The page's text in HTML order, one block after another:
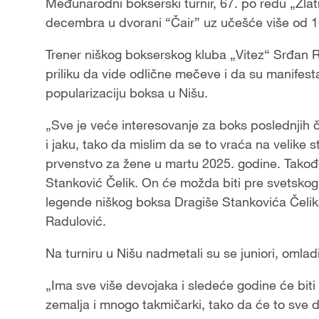
decembra u dvorani “Čair” uz učešće više od
Trener niškog bokserskog kluba „Vitez“
priliku da vide odlične mečeve i da su
popularizaciju boksa u Nišu.
„Sve je veće interesovanje za boks
i jaku, tako da mislim da se to vraća na velike
prvenstvo za žene u martu 2025. godine.
Stanković Čelik. On će možda biti pre
legende niškog boksa Dragiše Stankovića
Radulović.
Na turniru u Nišu nadmetali su se juniori,
„Ima sve više devojaka i sledeće godine će
zemalja i mnogo takmičarki, tako da će to sve